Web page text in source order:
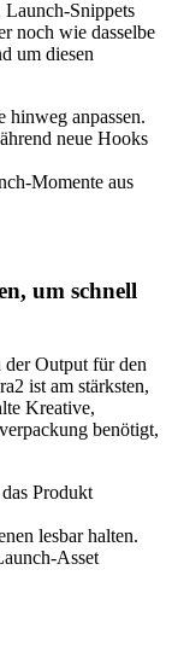
Launch-Snippets
noch wie dasselbe
um diesen
hinweg anpassen.
neue Hooks
Momente aus
um schnell
Output für den
ist am stärksten,
Kreative,
benötigt,
Produkt
lesbar halten.
Asset